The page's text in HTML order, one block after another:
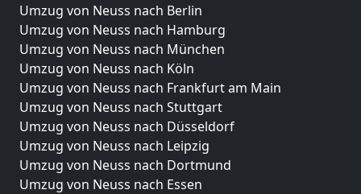
Umzug von Neuss nach Berlin
Umzug von Neuss nach Hamburg
Umzug von Neuss nach München
Umzug von Neuss nach Köln
Umzug von Neuss nach Frankfurt am Main
Umzug von Neuss nach Stuttgart
Umzug von Neuss nach Düsseldorf
Umzug von Neuss nach Leipzig
Umzug von Neuss nach Dortmund
Umzug von Neuss nach Essen